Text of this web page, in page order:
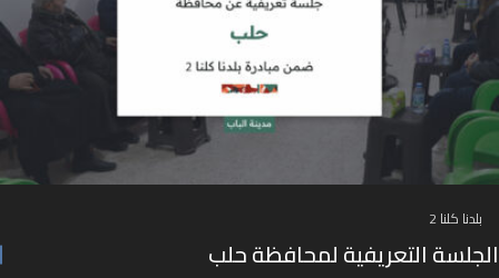
بلدنا كلنا 2
الجلسة التعريفية لمحافظة حلب